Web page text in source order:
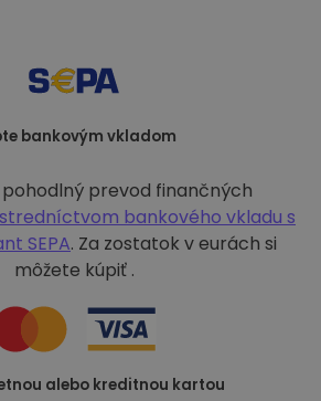
bankovým vkladom
prevod finančných
bankového vkladu s
SEPA. Za zostatok v eurách si
môžete kúpiť .
alebo kreditnou kartou